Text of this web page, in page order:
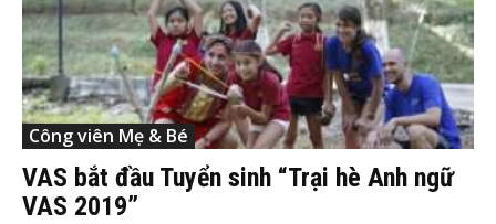
Công viên Mẹ & Bé
VAS bắt đầu Tuyển sinh “Trại hè Anh ngữ
VAS 2019”